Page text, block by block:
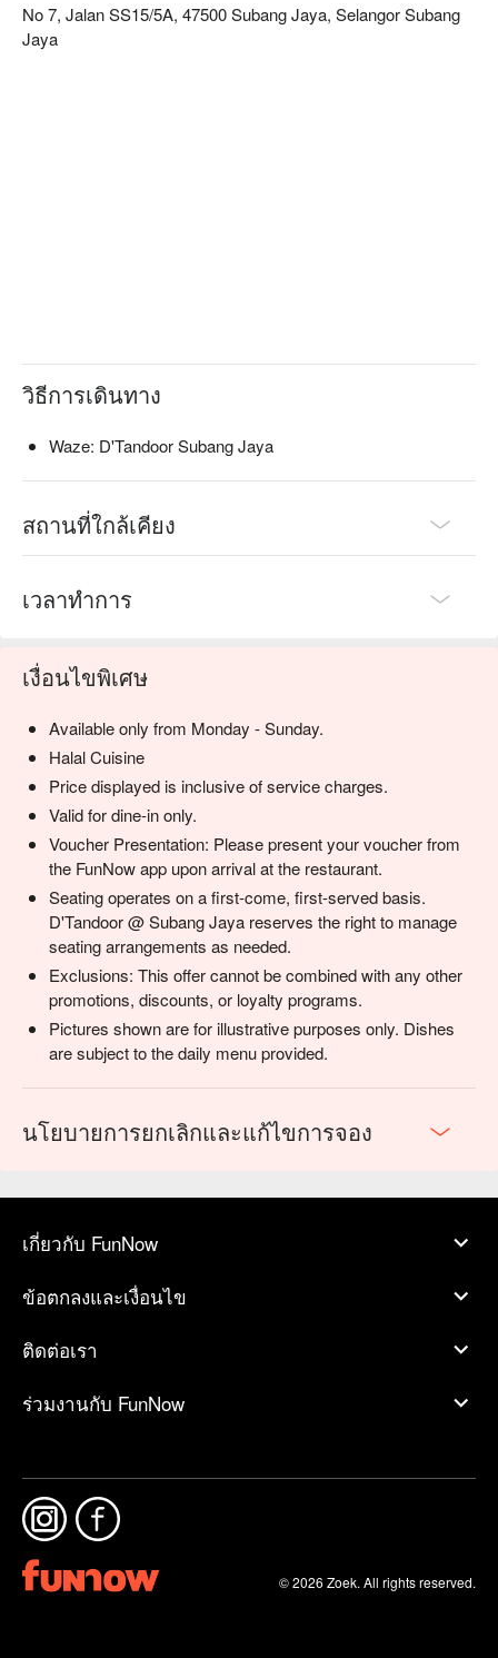
No 7, Jalan SS15/5A, 47500 Subang Jaya, Selangor Subang
Jaya
วิธีการเดินทาง
Waze: D'Tandoor Subang Jaya
สถานที่ใกล้เคียง
เวลาทำการ
เงื่อนไขพิเศษ
Available only from Monday - Sunday.
Halal Cuisine
Price displayed is inclusive of service charges.
Valid for dine-in only.
Voucher Presentation: Please present your voucher from
the FunNow app upon arrival at the restaurant.
Seating operates on a first-come, first-served basis.
D'Tandoor @ Subang Jaya reserves the right to manage
seating arrangements as needed.
Exclusions: This offer cannot be combined with any other
promotions, discounts, or loyalty programs.
Pictures shown are for illustrative purposes only. Dishes
are subject to the daily menu provided.
นโยบายการยกเลิกและแก้ไขการจอง
เกี่ยวกับ FunNow
ข้อตกลงและเงื่อนไข
ติดต่อเรา
ร่วมงานกับ FunNow
© 2026 Zoek. All rights reserved.